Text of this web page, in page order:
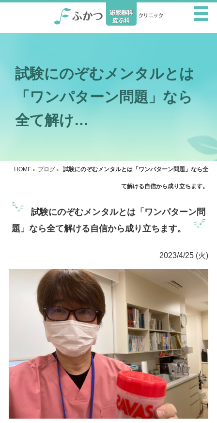
試験にのぞむメンタルとは
「ワンパターン問題」なら
全て解け…
HOME ブログ 試験にのぞむメンタルとは「ワンパターン問題」なら全
て解ける自信から成り立ちます。
試験にのぞむメンタルとは「ワンパターン問
題」なら全て解ける自信から成り立ちます。
2023/4/25 (火)